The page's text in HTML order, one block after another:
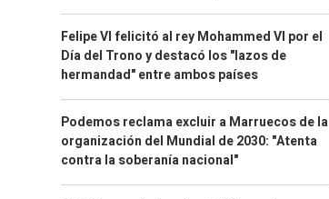
Felipe VI felicitó al rey Mohammed VI por el
Día del Trono y destacó los "lazos de
hermandad" entre ambos países
Podemos reclama excluir a Marruecos de la
organización del Mundial de 2030: "Atenta
contra la soberanía nacional"